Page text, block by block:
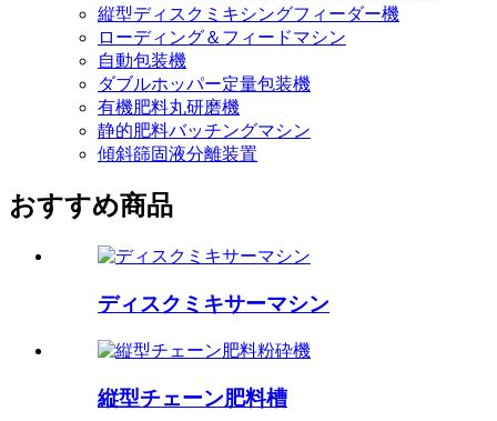
縦型ディスクミキシングフィーダー機
ローディング＆フィードマシン
自動包装機
ダブルホッパー定量包装機
有機肥料丸研磨機
静的肥料バッチングマシン
傾斜篩固液分離装置
おすすめ商品
ディスクミキサーマシン
縦型チェーン肥料槽